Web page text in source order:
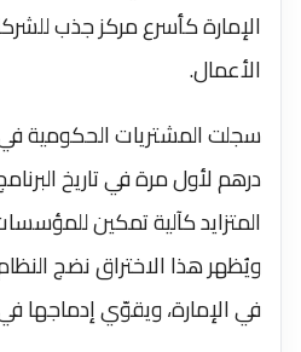
الإمارة كأسرع مركز جذب
الأعمال.
سجلت المشتريات الحكومية في
درهم لأول مرة في تاريخ
المتزايد كآلية تمكين
ويُظهر هذا الاختراق نضج
في الإمارة، ويقوّي إدماجها